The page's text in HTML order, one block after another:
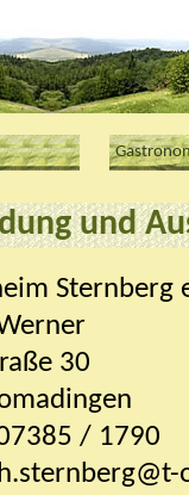
und
Sternberg
30
/ 1790